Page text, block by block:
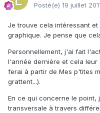
Posté(e) 19 juillet
Je trouve cela intéressant
graphique. Je pense que
Personnellement, j'ai fait
l'année dernière et cela leur
ferai à partir de Mes p'tites
grattent...).
En ce qui concerne le point,
transversale à travers